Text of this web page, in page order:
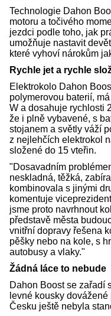
Technologie Dahon
motoru a točivého
jezdci podle toho, jak
umožňuje nastavit
které vyhoví nárokům
Rychle jet a rychle
Elektrokolo Dahon
polymerovou baterií,
W a dosahuje rychlosti
že i plně vybavené, s
stojanem a světly váží
z nejlehčích elektrokol
složené do 15 vteřin.
"Dosavadním
neskladná, těžká,
kombinovala s jinými
komentuje
jsme proto navrhnout
představě města
vnitřní dopravy řešena
pěšky nebo na kole, s
autobusy a vlaky."
Žádná láce to nebude
Dahon Boost se zařadí
levné kousky
Česku ještě nebyla